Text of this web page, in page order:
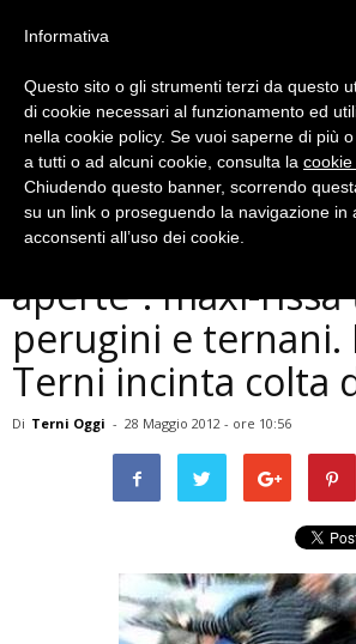
Cronaca
Montefalco,
aperte”: maxi-rissa
perugini e ternani.
Terni incinta colta
Di Terni Oggi - 28 Maggio 2012 - ore 10:56
Informativa
Questo sito o gli strumenti terzi da questo
di cookie necessari al funzionamento ed
nella cookie policy. Se vuoi saperne di più
a tutti o ad alcuni cookie, consulta la cookie
Chiudendo questo banner, scorrendo
su un link o proseguendo la navigazione in
acconsenti all’uso dei cookie.